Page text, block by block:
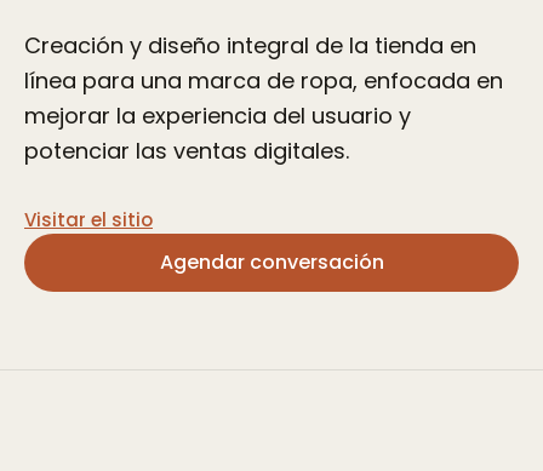
Creación y diseño integral de la tienda en
línea para una marca de ropa, enfocada en
mejorar la experiencia del usuario y
potenciar las ventas digitales.
Visitar el sitio
Agendar conversación